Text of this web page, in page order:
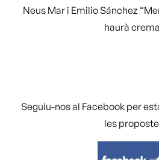
Neus Mar i Emilio Sánchez
haurà
Seguiu-nos al Facebook per
les